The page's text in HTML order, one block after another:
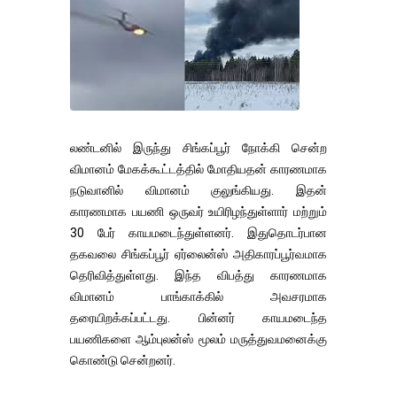
லண்டனில் இருந்து சிங்கப்பூர் நோக்கி சென்ற
விமானம் மேகக்கூட்டத்தில் மோதியதன் காரணமாக
நடுவானில் விமானம் குலுங்கியது. இதன்
காரணமாக பயணி ஒருவர் உயிரிழந்துள்ளார் மற்றும்
30 பேர் காயமடைந்துள்ளனர். இதுதொடர்பான
தகவலை சிங்கப்பூர் ஏர்லைன்ஸ் அதிகாரப்பூர்வமாக
தெரிவித்துள்ளது. இந்த விபத்து காரணமாக
விமானம் பாங்காக்கில் அவசரமாக
தரையிறக்கப்பட்டது. பின்னர் காயமடைந்த
பயணிகளை ஆம்புலன்ஸ் மூலம் மருத்துவமனைக்கு
கொண்டு சென்றனர்.